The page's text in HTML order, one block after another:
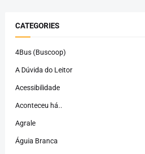
CATEGORIES
4Bus (Buscoop)
A Dúvida do Leitor
Acessibilidade
Aconteceu há..
Agrale
Águia Branca